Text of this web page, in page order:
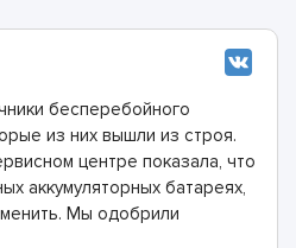
бесперебойного
из них вышли из строя.
центре показала, что
аккумуляторных батареях,
Мы одобрили